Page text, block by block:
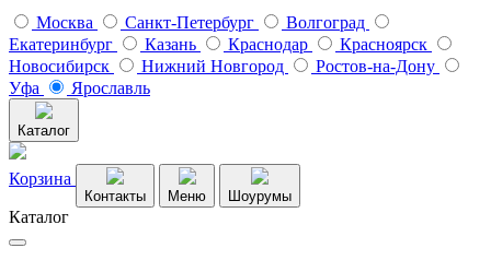
Москва Санкт-Петербург
Волгоград
Екатеринбург
Казань Краснодар
Красноярск
Новосибирск
Нижний Новгород
Ростов-на-Дону
Уфа
Ярославль
Каталог
Корзина
Контакты Меню Шоурумы
Каталог